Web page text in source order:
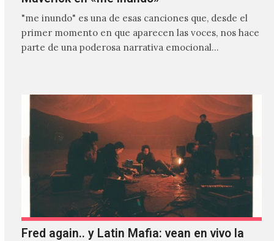
"me inundo" es una de esas canciones que, desde el
primer momento en que aparecen las voces, nos hace
parte de una poderosa narrativa emocional…
Fred again.. y Latin Mafia: vean en vivo la